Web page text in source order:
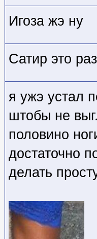
Игоза жэ ну
Сатир это
я ужэ устал
штобы не
половино
достаточно
делать